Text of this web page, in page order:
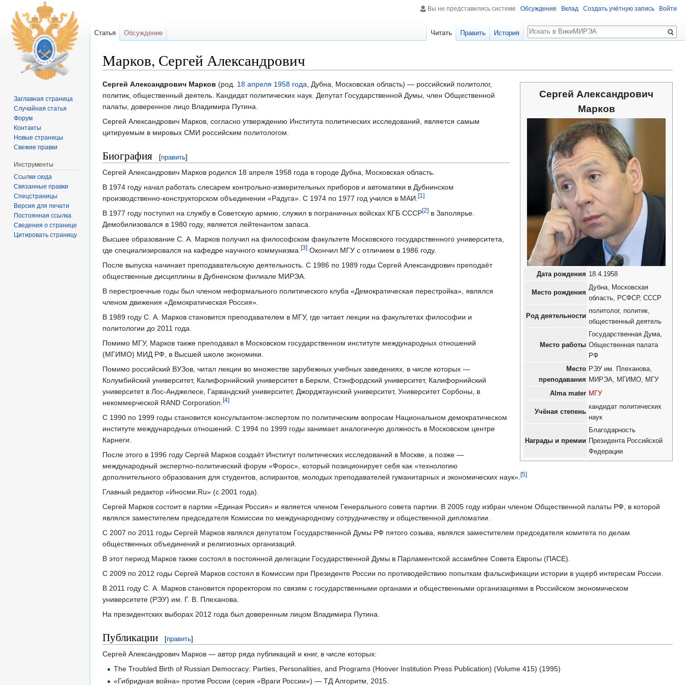
Марков, Сергей Александрович
Сергей Александрович
Марков
Дата рождения 18.4.1958
Место рождения
Дубна, Московская
область, РСФСР, СССР
Род деятельности
политолог, политик,
общественный деятель
Место работы
Государственная Дума,
Общественная палата
РФ
Место
преподавания
РЭУ им. Плеханова,
МИРЭА, МГИМО, МГУ
Alma mater МГУ
Учёная степень
кандидат политических
наук
Награды и премии
Благодарность
Президента Российской
Федерации
Сергей Александрович Марков (род. 18 апреля 1958 года, Дубна, Московская область) — российский политолог,
политик, общественный деятель. Кандидат политических наук. Депутат Государственной Думы, член Общественной
палаты, доверенное лицо Владимира Путина.
Сергей Александрович Марков, согласно утверждению Института политических исследований, является самым
цитируемым в мировых СМИ российским политологом.
Биография [править]
Сергей Александрович Марков родился 18 апреля 1958 года в городе Дубна, Московская область.
В 1974 году начал работать слесарем контрольно-измерительных приборов и автоматики в Дубнинском
производственно-конструкторском объединении «Радуга». С 1974 по 1977 год учился в МАИ.[1]
В 1977 году поступил на службу в Советскую армию, служил в пограничных войсках КГБ СССР[2] в Заполярье.
Демобилизовался в 1980 году, является лейтенантом запаса.
Высшее образование С. А. Марков получил на философском факультете Московского государственного университета,
где специализировался на кафедре научного коммунизма.[3] Окончил МГУ с отличием в 1986 году.
После выпуска начинает преподавательскую деятельность. С 1986 по 1989 годы Сергей Александрович преподаёт
общественные дисциплины в Дубненском филиале МИРЭА.
В перестроечные годы был членом неформального политического клуба «Демократическая перестройка», являлся
членом движения «Демократическая Россия».
В 1989 году С. А. Марков становится преподавателем в МГУ, где читает лекции на факультетах философии и
политологии до 2011 года.
Помимо МГУ, Марков также преподавал в Московском государственном институте международных отношений
(МГИМО) МИД РФ, в Высшей школе экономики.
Помимо российский ВУЗов, читал лекции во множестве зарубежных учебных заведениях, в числе которых —
Колумбийский университет, Калифорнийский университет в Беркли, Стэнфордский университет, Калифорнийский
университет в Лос-Анджелесе, Гарвандский университет, Джорджтаунский университет, Университет Сорбоны, в
некоммерческой RAND Corporation.[4]
С 1990 по 1999 годы становится консультантом-экспертом по политическим вопросам Национальном демократическом
институте международных отношений. С 1994 по 1999 годы занимает аналогичную должность в Московском центре
Карнеги.
После этого в 1996 году Сергей Марков создаёт Институт политических исследований в Москве, а позже —
международный экспертно-политический форум «Форос», который позиционирует себя как «технологию
дополнительного образования для студентов, аспирантов, молодых преподавателей гуманитарных и экономических наук».[5]
Главный редактор «Иносми.Ru» (с 2001 года).
Сергей Марков состоит в партии «Единая Россия» и является членом Генерального совета партии. В 2005 году избран членом Общественной палаты РФ, в которой
являлся заместителем председателя Комиссии по международному сотрудничеству и общественной дипломатии.
С 2007 по 2011 годы Сергей Марков являлся депутатом Государственной Думы РФ пятого созыва, являлся заместителем председателя комитета по делам
общественных объединений и религиозных организаций.
В этот период Марков также состоял в постоянной делегации Государственной Думы в Парламентской ассамблее Совета Европы (ПАСЕ).
С 2009 по 2012 годы Сергей Марков состоял в Комиссии при Президенте России по противодействию попыткам фальсификации истории в ущерб интересам России.
В 2011 году С. А. Марков становится проректором по связям с государственными органами и общественными организациями в Российском экономическом
университете (РЭУ) им. Г. В. Плеханова.
На президентских выборах 2012 года был доверенным лицом Владимира Путина.
Публикации [править]
Сергей Александрович Марков — автор ряда публикаций и книг, в числе которых:
The Troubled Birth of Russian Democracy: Parties, Personalities, and Programs (​Hoover Institution Press Publication) (Volume 415) (1995)
«Гибридная война» против России (серия «Враги России») — ТД Алгоритм, 2015.
Вы не представились системе Обсуждение Вклад Создать учётную запись Войти
Статья Обсуждение Читать Править История
Поиск
Заглавная страница
Случайная статья
Форум
Контакты
Новые страницы
Свежие правки
Инструменты
Ссылки сюда
Связанные правки
Спецстраницы
Версия для печати
Постоянная ссылка
Сведения о странице
Цитировать страницу